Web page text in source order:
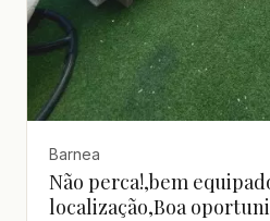
Barnea
Não perca!,bem
localização,Boa